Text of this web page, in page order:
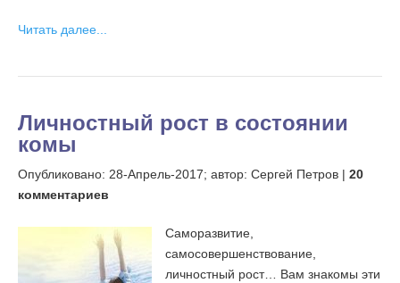
Читать далее...
Личностный рост в состоянии
комы
Опубликовано: 28-Апрель-2017; автор: Сергей Петров | 20
комментариев
Саморазвитие,
самосовершенствование,
личностный рост… Вам знакомы эти